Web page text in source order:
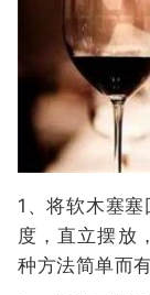
1、将软木塞
度，直立摆放
种方法简单而有